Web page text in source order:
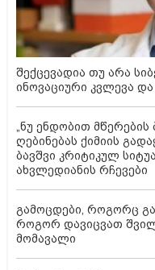
შექცევადია თუ არა
ინოვაციური კვლევა
„ნუ ენდობით
ღებინებას ქიმიის
ბავშვი კრიტიკულ
ახვლედიანის რჩევები
გამოცდები, როგორც
როგორ დავიცვათ
მომავალი